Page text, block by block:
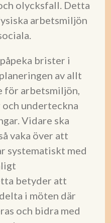
olycksfall. Detta
arbetsmiljön
brister i
av allt
för arbetsmiljön,
underteckna
Vidare ska
vaka över att
systematiskt med
betyder att
i möten där
och bidra med